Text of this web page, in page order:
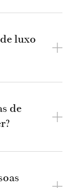
luxo
de